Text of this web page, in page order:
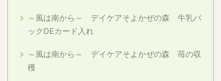
～風は南から～ デイケアそよかぜの森 牛乳パ
ックDEカード入れ
～風は南から～ デイケアそよかぜの森 苺の収
穫